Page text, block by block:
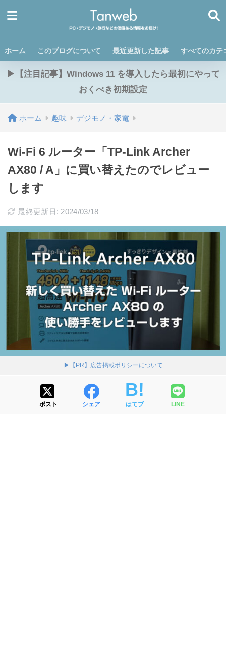
ホーム このブログについて 最近更新した記事 すべてのカテ
▶【注目記事】Windows 11 を導入したら最初にやって
おくべき初期設定
ホーム 趣味 デジモノ・家電
Wi-Fi 6 ルーター「TP-Link Archer
AX80 / A」に買い替えたのでレビュー
します
最終更新日: 2024/03/18
▶【PR】広告掲載ポリシーについて
ポスト シェア はてブ LINE